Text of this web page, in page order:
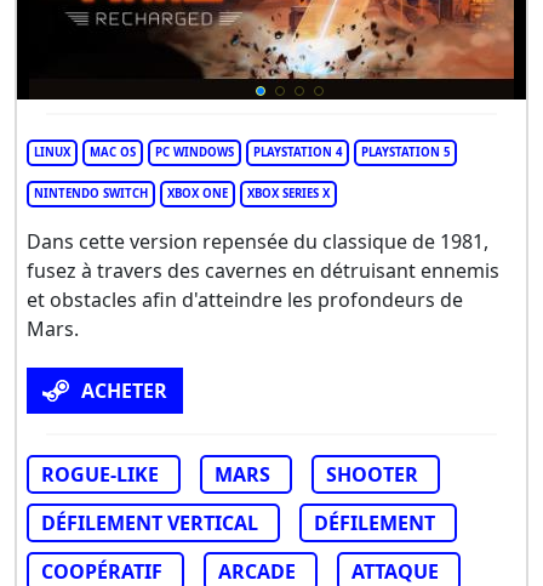
LINUX MAC OS PC WINDOWS PLAYSTATION 4 PLAYSTATION 5
NINTENDO SWITCH XBOX ONE XBOX SERIES X
Dans cette version repensée du classique de 1981,
fusez à travers des cavernes en détruisant ennemis
et obstacles afin d'atteindre les profondeurs de
Mars.
ACHETER
ROGUE-LIKE MARS
SHOOTER
DÉFILEMENT VERTICAL
DÉFILEMENT
COOPÉRATIF
ARCADE ATTAQUE